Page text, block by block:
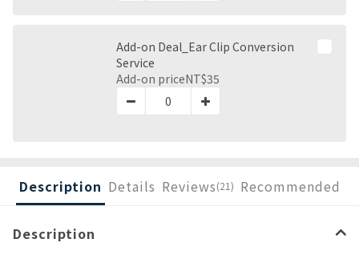
Add-on Deal_Ear Clip Conversion
Service
Add-on priceNT$35
Description Details Reviews(21) Recommended
Description